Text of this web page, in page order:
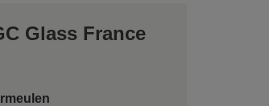
Glass France